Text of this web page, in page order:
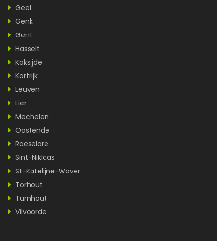
Geel
Genk
Gent
Hasselt
Koksijde
Kortrijk
Leuven
Lier
Mechelen
Oostende
Roeselare
Sint-Niklaas
St-Katelijne-Waver
Torhout
Turnhout
Vilvoorde